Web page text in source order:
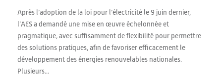
Après l’adoption de la loi pour l’électricité le 9 juin dernier,
l’AES a demandé une mise en œuvre échelonnée et
pragmatique, avec suffisamment de flexibilité pour permettre
des solutions pratiques, afin de favoriser efficacement le
développement des énergies renouvelables nationales.
Plusieurs...